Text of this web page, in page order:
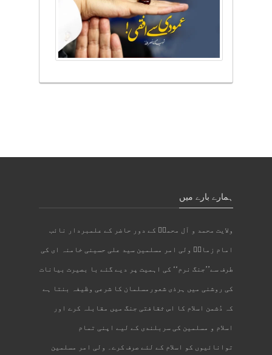
ہمارے بارے میں
ولایت محمد و آل محمدؐ کے دور حاضر کے علمبردار نائب
امام زمانؑ ولی امر مسلمین سید علی حسینی خامنہ ای کی
طرف سے’’جنگ نرم‘‘ کی اہمیت پر دیے گئے با بصیرت بیانات
کی روشنی میں ہرذی شعورمسلمان کا شرعی وظیفہ بنتا ہے
کہ دُشمن اسلام کا اس ثقافتی جنگ میں مقابلہ کرے اور
اسلام و مسلمین کی سربلندی کے لیے اپنی تمام
توانائیوں کو اسلام کے لئے صرف کرے۔ ولی امر مسلمین